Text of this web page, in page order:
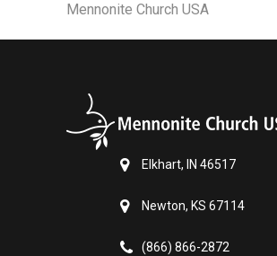
Mennonite Church USA
Elkhart, IN 46517
Newton, KS 67114
(866) 866-2872